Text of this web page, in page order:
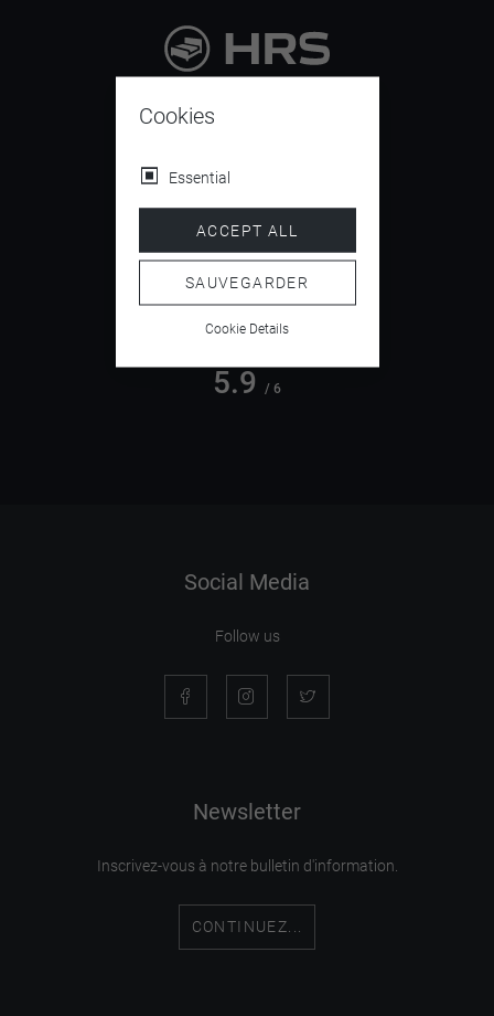
4.5
5.9 / 6
Social Media
Follow us
Newsletter
Inscrivez-vous à notre bulletin d'information.
CONTINUEZ...
Cookies
Essential
ACCEPT ALL
SAUVEGARDER
Cookie Details